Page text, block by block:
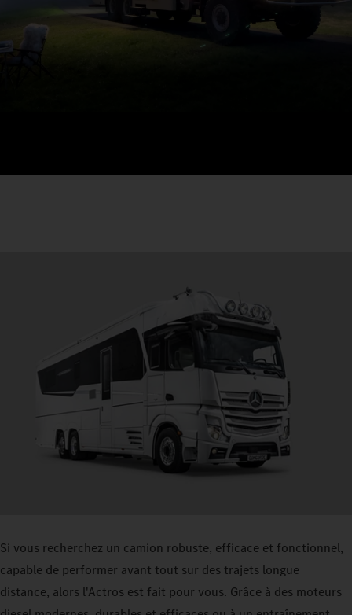
Si vous recherchez un camion robuste, efficace et fonctionnel,
capable de performer avant tout sur des trajets longue
distance, alors l'Actros est fait pour vous. Grâce à des moteurs